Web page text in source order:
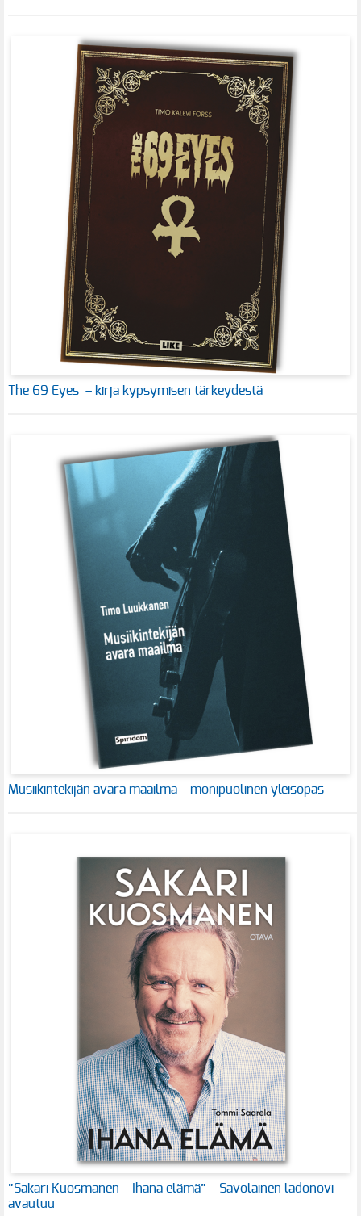
The 69 Eyes – kirja kypsymisen tärkeydestä
Musiikintekijän avara maailma – monipuolinen yleisopas
”Sakari Kuosmanen – Ihana elämä” – Savolainen ladonovi
avautuu